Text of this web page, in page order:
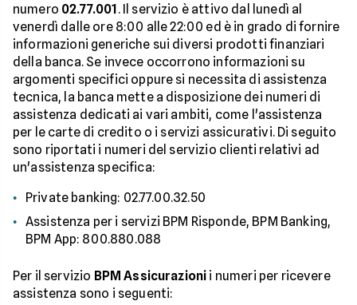
numero 02.77.001. Il servizio è attivo dal lunedì al
venerdì dalle ore 8:00 alle 22:00 ed è in grado di fornire
informazioni generiche sui diversi prodotti finanziari
della banca. Se invece occorrono informazioni su
argomenti specifici oppure si necessita di assistenza
tecnica, la banca mette a disposizione dei numeri di
assistenza dedicati ai vari ambiti, come l'assistenza
per le carte di credito o i servizi assicurativi. Di seguito
sono riportati i numeri del servizio clienti relativi ad
un'assistenza specifica:
Private banking: 02.77.00.32.50
Assistenza per i servizi BPM Risponde, BPM Banking,
BPM App: 800.880.088
Per il servizio BPM Assicurazioni i numeri per ricevere
assistenza sono i seguenti: